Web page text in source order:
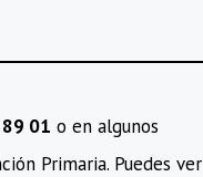
01 o en algunos
Primaria. Puedes ver